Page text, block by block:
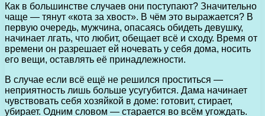
Как в большинстве случаев они поступают? Значительно
чаще — тянут «кота за хвост». В чём это выражается? В
первую очередь, мужчина, опасаясь обидеть девушку,
начинает лгать, что любит, обещает всё и сходу. Время от
времени он разрешает ей ночевать у себя дома, носить
его вещи, оставлять её принадлежности.
В случае если всё ещё не решился проститься —
неприятность лишь больше усугубится. Дама начинает
чувствовать себя хозяйкой в доме: готовит, стирает,
убирает. Одним словом — старается во всём угождать.